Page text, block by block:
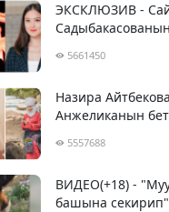
ЭКСКЛЮЗИВ -
5661450
Назира Айтбекова
Анжеликанын
5557688
ВИДЕО(+18) -
башына